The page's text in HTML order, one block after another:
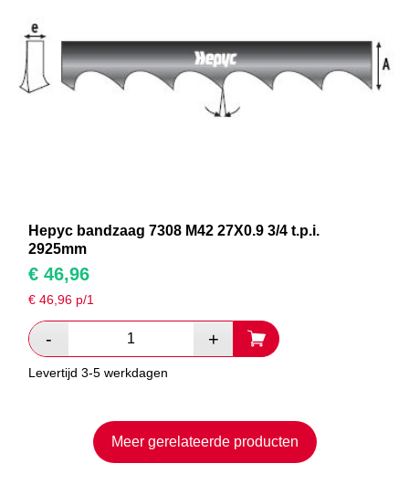
Hepyc bandzaag 7308 M42 27X0.9 3/4 t.p.i.
2925mm
€ 46,96
€46,96 p/1
Levertijd 3-5 werkdagen
Meer gerelateerde producten